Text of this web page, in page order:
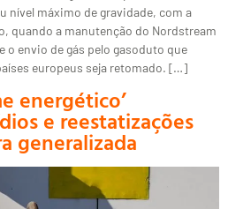
nível máximo de gravidade, com a
quando a manutenção do Nordstream
o envio de gás pelo gasoduto que
europeus seja retomado. […]
energético’
e reestatizações
generalizada